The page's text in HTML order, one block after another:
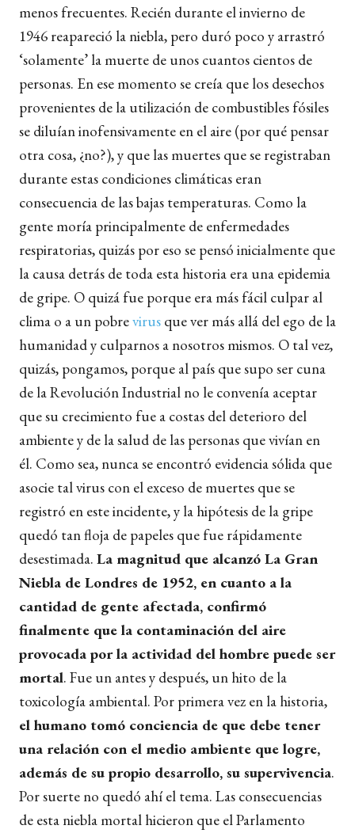
menos frecuentes. Recién durante el invierno de
1946 reapareció la niebla, pero duró poco y arrastró
‘solamente’ la muerte de unos cuantos cientos de
personas. En ese momento se creía que los desechos
provenientes de la utilización de combustibles fósiles
se diluían inofensivamente en el aire (por qué pensar
otra cosa, ¿no?), y que las muertes que se registraban
durante estas condiciones climáticas eran
consecuencia de las bajas temperaturas. Como la
gente moría principalmente de enfermedades
respiratorias, quizás por eso se pensó inicialmente que
la causa detrás de toda esta historia era una epidemia
de gripe. O quizá fue porque era más fácil culpar al
clima o a un pobrevirus que ver más allá del ego de la
humanidad y culparnos a nosotros mismos. O tal vez,
quizás, pongamos, porque al país que supo ser cuna
de la Revolución Industrial no le convenía aceptar
que su crecimiento fue a costas del deterioro del
ambiente y de la salud de las personas que vivían en
él. Como sea, nunca se encontró evidencia sólida que
asocie tal virus con el exceso de muertes que se
registró en este incidente, y la hipótesis de la gripe
quedó tan floja de papeles que fue rápidamente
desestimada. La magnitud que alcanzó La Gran
Niebla de Londres de 1952, en cuanto a la
cantidad de gente afectada, confirmó
finalmente que la contaminación del aire
provocada por la actividad del hombre puede ser
mortal. Fue un antes y después, un hito de la
toxicología ambiental. Por primera vez en la historia,
el humano tomó conciencia de que debe tener
una relación con el medio ambiente que logre,
además de su propio desarrollo, su supervivencia.
Por suerte no quedó ahí el tema. Las consecuencias
de esta niebla mortal hicieron que el Parlamento